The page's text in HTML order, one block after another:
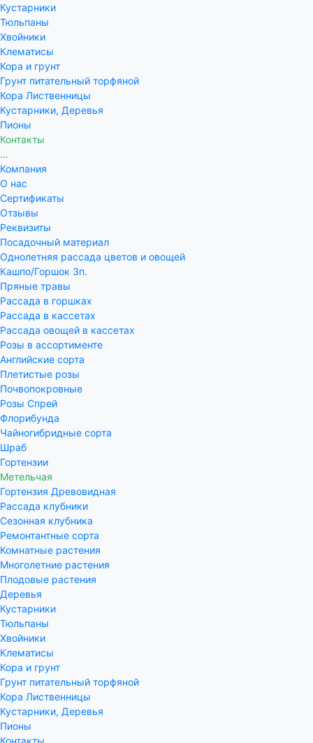
Кустарники
Тюльпаны
Хвойники
Клематисы
Кора и грунт
Грунт питательный торфяной
Кора Лиственницы
Кустарники, Деревья
Пионы
Контакты
...
Компания
О нас
Сертификаты
Отзывы
Реквизиты
Посадочный материал
Однолетняя рассада цветов и овощей
Кашпо/Горшок 3п.
Пряные травы
Рассада в горшках
Рассада в кассетах
Рассада овощей в кассетах
Розы в ассортименте
Английские сорта
Плетистые розы
Почвопокровные
Розы Спрей
Флорибунда
Чайногибридные сорта
Шраб
Гортензии
Метельчая
Гортензия Древовидная
Рассада клубники
Сезонная клубника
Ремонтантные сорта
Комнатные растения
Многолетние растения
Плодовые растения
Деревья
Кустарники
Тюльпаны
Хвойники
Клематисы
Кора и грунт
Грунт питательный торфяной
Кора Лиственницы
Кустарники, Деревья
Пионы